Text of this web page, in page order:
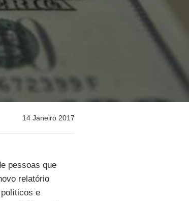
14 Janeiro 2017
pessoas que
relatório
e